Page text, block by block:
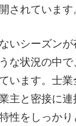
されています。
いシーズン
な状況の中
います。士
主と密接に
性をしっか